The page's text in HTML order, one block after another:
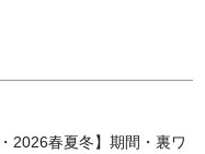
2026春夏冬】期間・裏ワ